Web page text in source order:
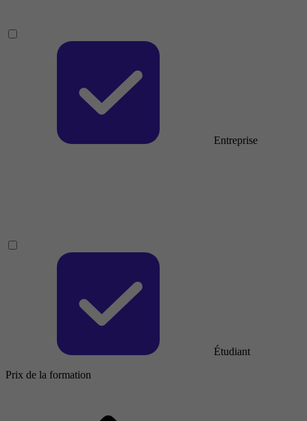
Entreprise
Étudiant
Prix de la formation